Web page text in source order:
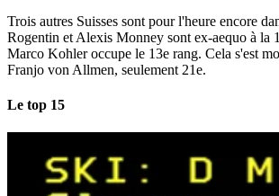
Trois autres Suisses sont pour l'heure encore
Rogentin et Alexis Monney sont ex-aequo à la
Marco Kohler occupe le 13e rang. Cela s'est
Franjo von Allmen, seulement 21e.
Le top 15